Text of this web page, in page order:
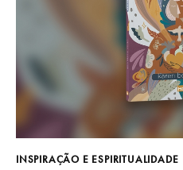
INSPIRAÇÃO E ESPIRITUALIDADE